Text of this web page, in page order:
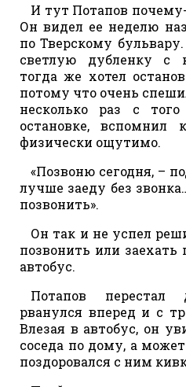
И тут Потапов
Он видел ее неделю
по Тверскому
светлую дубленку с
тогда же хотел
потому что очень
несколько раз с
остановке, вспомнил
физически ощутимо.
«Позвоню сегодня, –
лучше заеду без
позвонить».
Он так и не успел
позвонить или заехать
автобус.
Потапов
рванулся вперед и с
Влезая в автобус, он
соседа по дому, а
поздоровался с ним